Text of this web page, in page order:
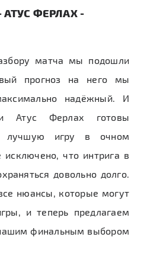
ФЕРЛАХ -
матча мы подошли
прогноз на него мы
надёжный. И
Атус Ферлах готовы
лучшую игру в очном
исключено, что интрига в
довольно долго.
нюансы, которые могут
и теперь предлагаем
финальным выбором